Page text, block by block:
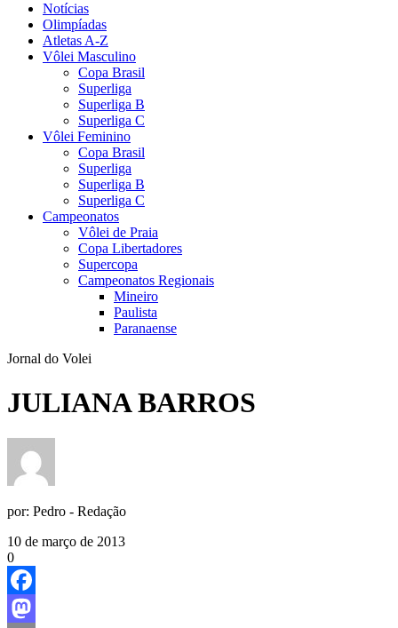
Notícias
Olimpíadas
Atletas A-Z
Vôlei Masculino
Copa Brasil
Superliga
Superliga B
Superliga C
Vôlei Feminino
Copa Brasil
Superliga
Superliga B
Superliga C
Campeonatos
Vôlei de Praia
Copa Libertadores
Supercopa
Campeonatos Regionais
Mineiro
Paulista
Paranaense
Jornal do Volei
JULIANA BARROS
por: Pedro - Redação
10 de março de 2013
0
Facebook